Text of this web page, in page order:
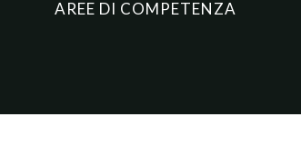
AREE DI COMPETENZA